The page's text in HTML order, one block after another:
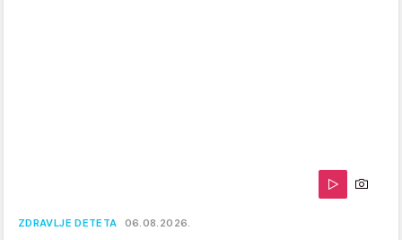
ZDRAVLJE DETETA 06.08.2026.